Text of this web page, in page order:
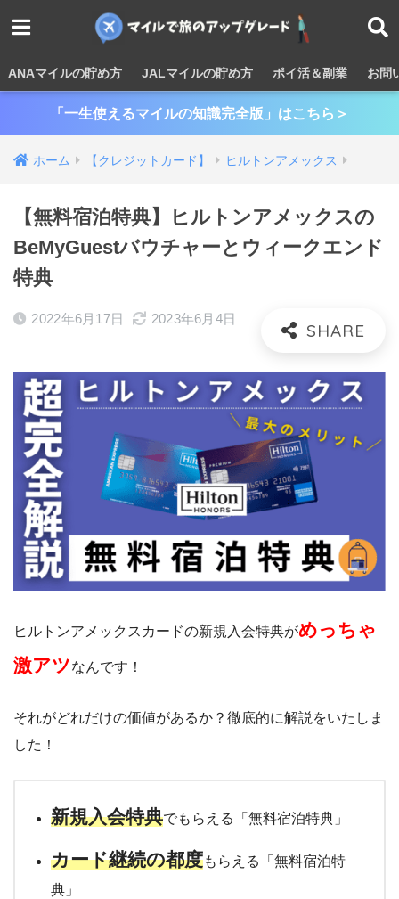
ANAマイルの貯め方 JALマイルの貯め方 ポイ活＆副業 お問
「一生使えるマイルの知識完全版」はこちら＞
ホーム 【クレジットカード】 ヒルトンアメックス
【無料宿泊特典】ヒルトンアメックスの
BeMyGuestバウチャーとウィークエンド
特典
2022年6月17日 2023年6月4日
ヒルトンアメックスカードの新規入会特典がめっちゃ
激アツなんです！
それがどれだけの価値があるか？徹底的に解説をいたしま
した！
新規入会特典でもらえる「無料宿泊特典」
カード継続の都度もらえる「無料宿泊特
典」